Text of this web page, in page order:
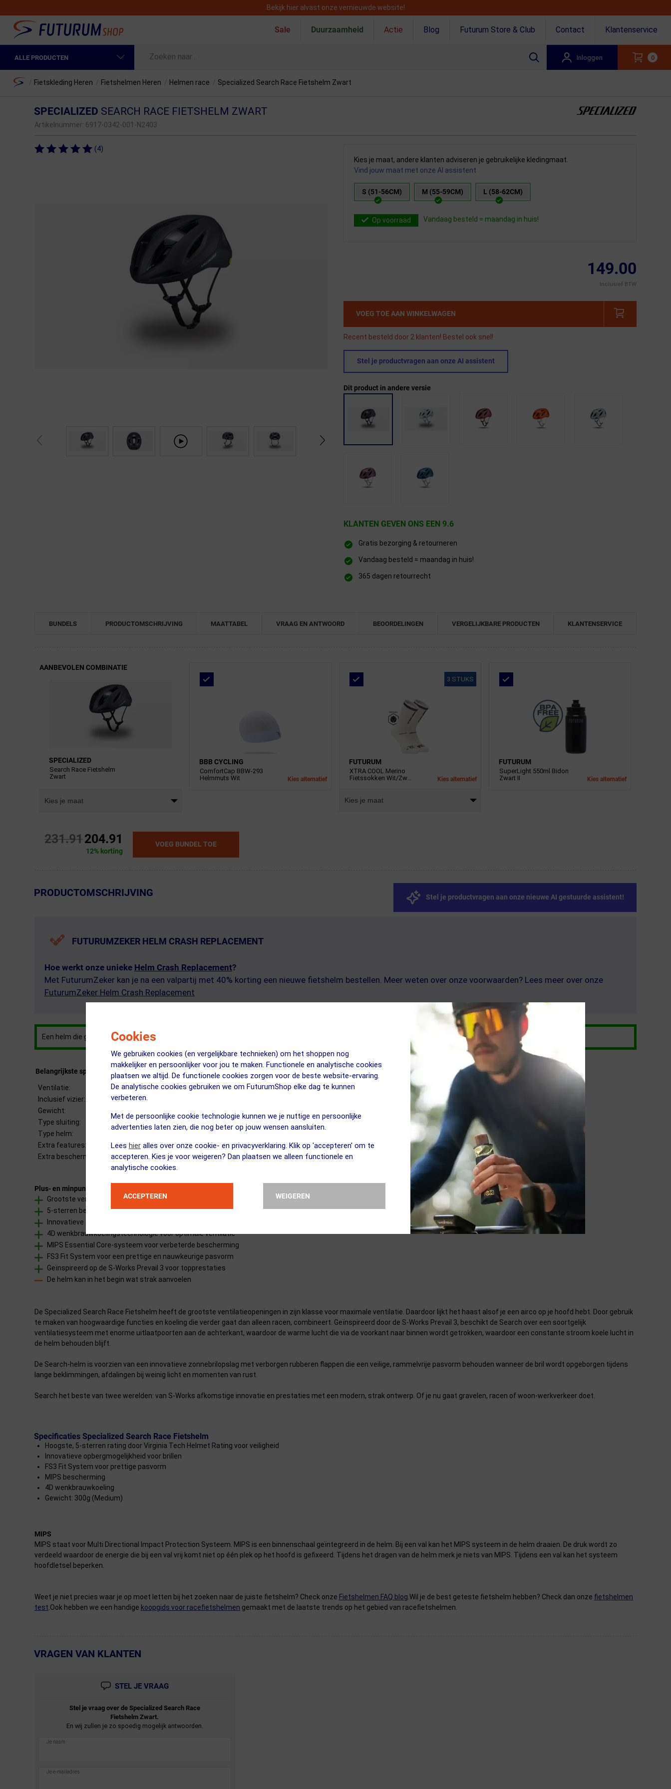
Cookies
We gebruiken cookies (en vergelijkbare technieken) om het shoppen nog
makkelijker en persoonlijker voor jou te maken. Functionele en analytische cookies
plaatsen we altijd. De functionele cookies zorgen voor de beste website-ervaring.
De analytische cookies gebruiken we om FuturumShop elke dag te kunnen
verbeteren.
Met de persoonlijke cookie technologie kunnen we je nuttige en persoonlijke
advertenties laten zien, die nog beter op jouw wensen aansluiten.
Lees hier alles over onze cookie- en privacyverklaring. Klik op 'accepteren' om te
accepteren. Kies je voor weigeren? Dan plaatsen we alleen functionele en
analytische cookies.
ACCEPTEREN WEIGEREN
Bekijk hier alvast onze vernieuwde website!
Sale Duurzaamheid Actie Blog Futurum Store & Club Contact Klantenservice
ALLE PRODUCTEN
Fietskleding Heren
Fietsonderdelen
Inloggen 0
Home Fietskleding Heren Fietshelmen Heren Helmen race Specialized Search Race Fietshelm Zwart
SPECIALIZED SEARCH RACE FIETSHELM ZWART
Artikelnummer: 6917-0342-001-N2403
(4)
Kies je maat, andere klanten adviseren je gebruikelijke kledingmaat.
Vind jouw maat met onze AI assistent
S (51-56CM) M (55-59CM) L (58-62CM)
Op voorraad Vandaag besteld = maandag in huis!
149.00
Inclusief BTW
VOEG TOE AAN WINKELWAGEN
Recent besteld door 2 klanten! Bestel ook snel!
Stel je productvragen aan onze AI assistent
Dit product in andere versie
KLANTEN GEVEN ONS EEN 9.6
Gratis bezorging & retourneren
Vandaag besteld = maandag in huis!
365 dagen retourrecht
BUNDELS PRODUCTOMSCHRIJVING MAATTABEL VRAAG EN ANTWOORD BEOORDELINGEN VERGELIJKBARE PRODUCTEN KLANTENSERVICE
AANBEVOLEN COMBINATIE
SPECIALIZED
Search Race Fietshelm
Zwart
Kies je maat
BBB CYCLING
ComfortCap BBW-293
Helmmuts Wit
Kies alternatief
3 STUKS
FUTURUM
XTRA COOL Merino
Fietssokken Wit/Zw...
Kies alternatief
Kies je maat
FUTURUM
SuperLight 550ml Bidon
Zwart II
Kies alternatief
231.91204.91
12% korting
VOEG BUNDEL TOE
← Terug naar productnavigatie
PRODUCTOMSCHRIJVING Stel je productvragen aan onze nieuwe AI gestuurde assistent!
FUTURUMZEKER HELM CRASH REPLACEMENT
Hoe werkt onze unieke Helm Crash Replacement?
Met FuturumZeker kan je na een valpartij met 40% korting een nieuwe fietshelm bestellen. Meer weten over onze voorwaarden? Lees meer over onze
FuturumZeker Helm Crash Replacement
Een helm die goed op je hoofd past is het veiligst, daarom raden we aan om je hoofdomtrek te meten en de maattabel te checken.
Belangrijkste specificaties
Ventilatie:
★★★★★
Inclusief vizier:
Gewicht:
Type sluiting:
Type helm:
Race
Extra features:
4D wenkbrauwkoeling, opbergmogelijkheid voor brillen
Extra bescherming:
MIPS Essential Core
Plus- en minpunten
Grootste ventilatieopeningen in zijn klasse voor maximale luchtstroom
5-sterren beoordeling van Virginia Tech voor maximale veiligheid
Innovatieve opbergmogelijkheid voor brillen met verborgen rubberen flappen
4D wenkbrauwkoelingstechnologie voor optimale ventilatie
MIPS Essential Core-systeem voor verbeterde bescherming
FS3 Fit System voor een prettige en nauwkeurige pasvorm
Geïnspireerd op de S-Works Prevail 3 voor topprestaties
De helm kan in het begin wat strak aanvoelen
De Specialized Search Race Fietshelm heeft de grootste ventilatieopeningen in zijn klasse voor maximale ventilatie. Daardoor lijkt het haast alsof je een airco op je hoofd hebt. Door gebruik
te maken van hoogwaardige functies en koeling die verder gaat dan alleen racen, combineert. Geïnspireerd door de S-Works Prevail 3, beschikt de Search over een soortgelijk
ventilatiesysteem met enorme uitlaatpoorten aan de achterkant, waardoor de warme lucht die via de voorkant naar binnen wordt getrokken, waardoor een constante stroom koele lucht in
de helm behouden blijft.
De Search-helm is voorzien van een innovatieve zonnebrilopslag met verborgen rubberen flappen die een veilige, rammelvrije pasvorm behouden wanneer de bril wordt opgeborgen tijdens
lange beklimmingen, afdalingen bij weinig licht en momenten van rust.
Search het beste van twee werelden: van S-Works afkomstige innovatie en prestaties met een modern, strak ontwerp. Of je nu gaat gravelen, racen of woon-werkverkeer doet.
Specificaties Specialized Search Race Fietshelm
Hoogste, 5-sterren rating door Virginia Tech Helmet Rating voor veiligheid
Innovatieve opbergmogelijkheid voor brillen
FS3 Fit System voor prettige pasvorm
MIPS bescherming
4D wenkbrauwkoeling
Gewicht: 300g (Medium)
MIPS
MIPS staat voor Multi Directional Impact Protection Systeem. MIPS is een binnenschaal geïntegreerd in de helm. Bij een val kan het MIPS systeem in de helm draaien. De druk wordt zo
verdeeld waardoor de energie die bij een val vrij komt niet op één plek op het hoofd is gefixeerd. Tijdens het dragen van de helm merk je niets van MIPS. Tijdens een val kan het systeem
hoofdletsel beperken.
Weet je niet precies waar je op moet letten bij het zoeken naar de juiste fietshelm? Check onze Fietshelmen FAQ blog .Wil je de best geteste fietshelm hebben? Check dan onze fietshelmen
test .Ook hebben we een handige koopgids voor racefietshelmen gemaakt met de laatste trends op het gebied van racefietshelmen.
← Terug naar productnavigatie
VRAGEN VAN KLANTEN
STEL JE VRAAG
Stel je vraag over de Specialized Search Race
Fietshelm Zwart.
En wij zullen je zo spoedig mogelijk antwoorden.